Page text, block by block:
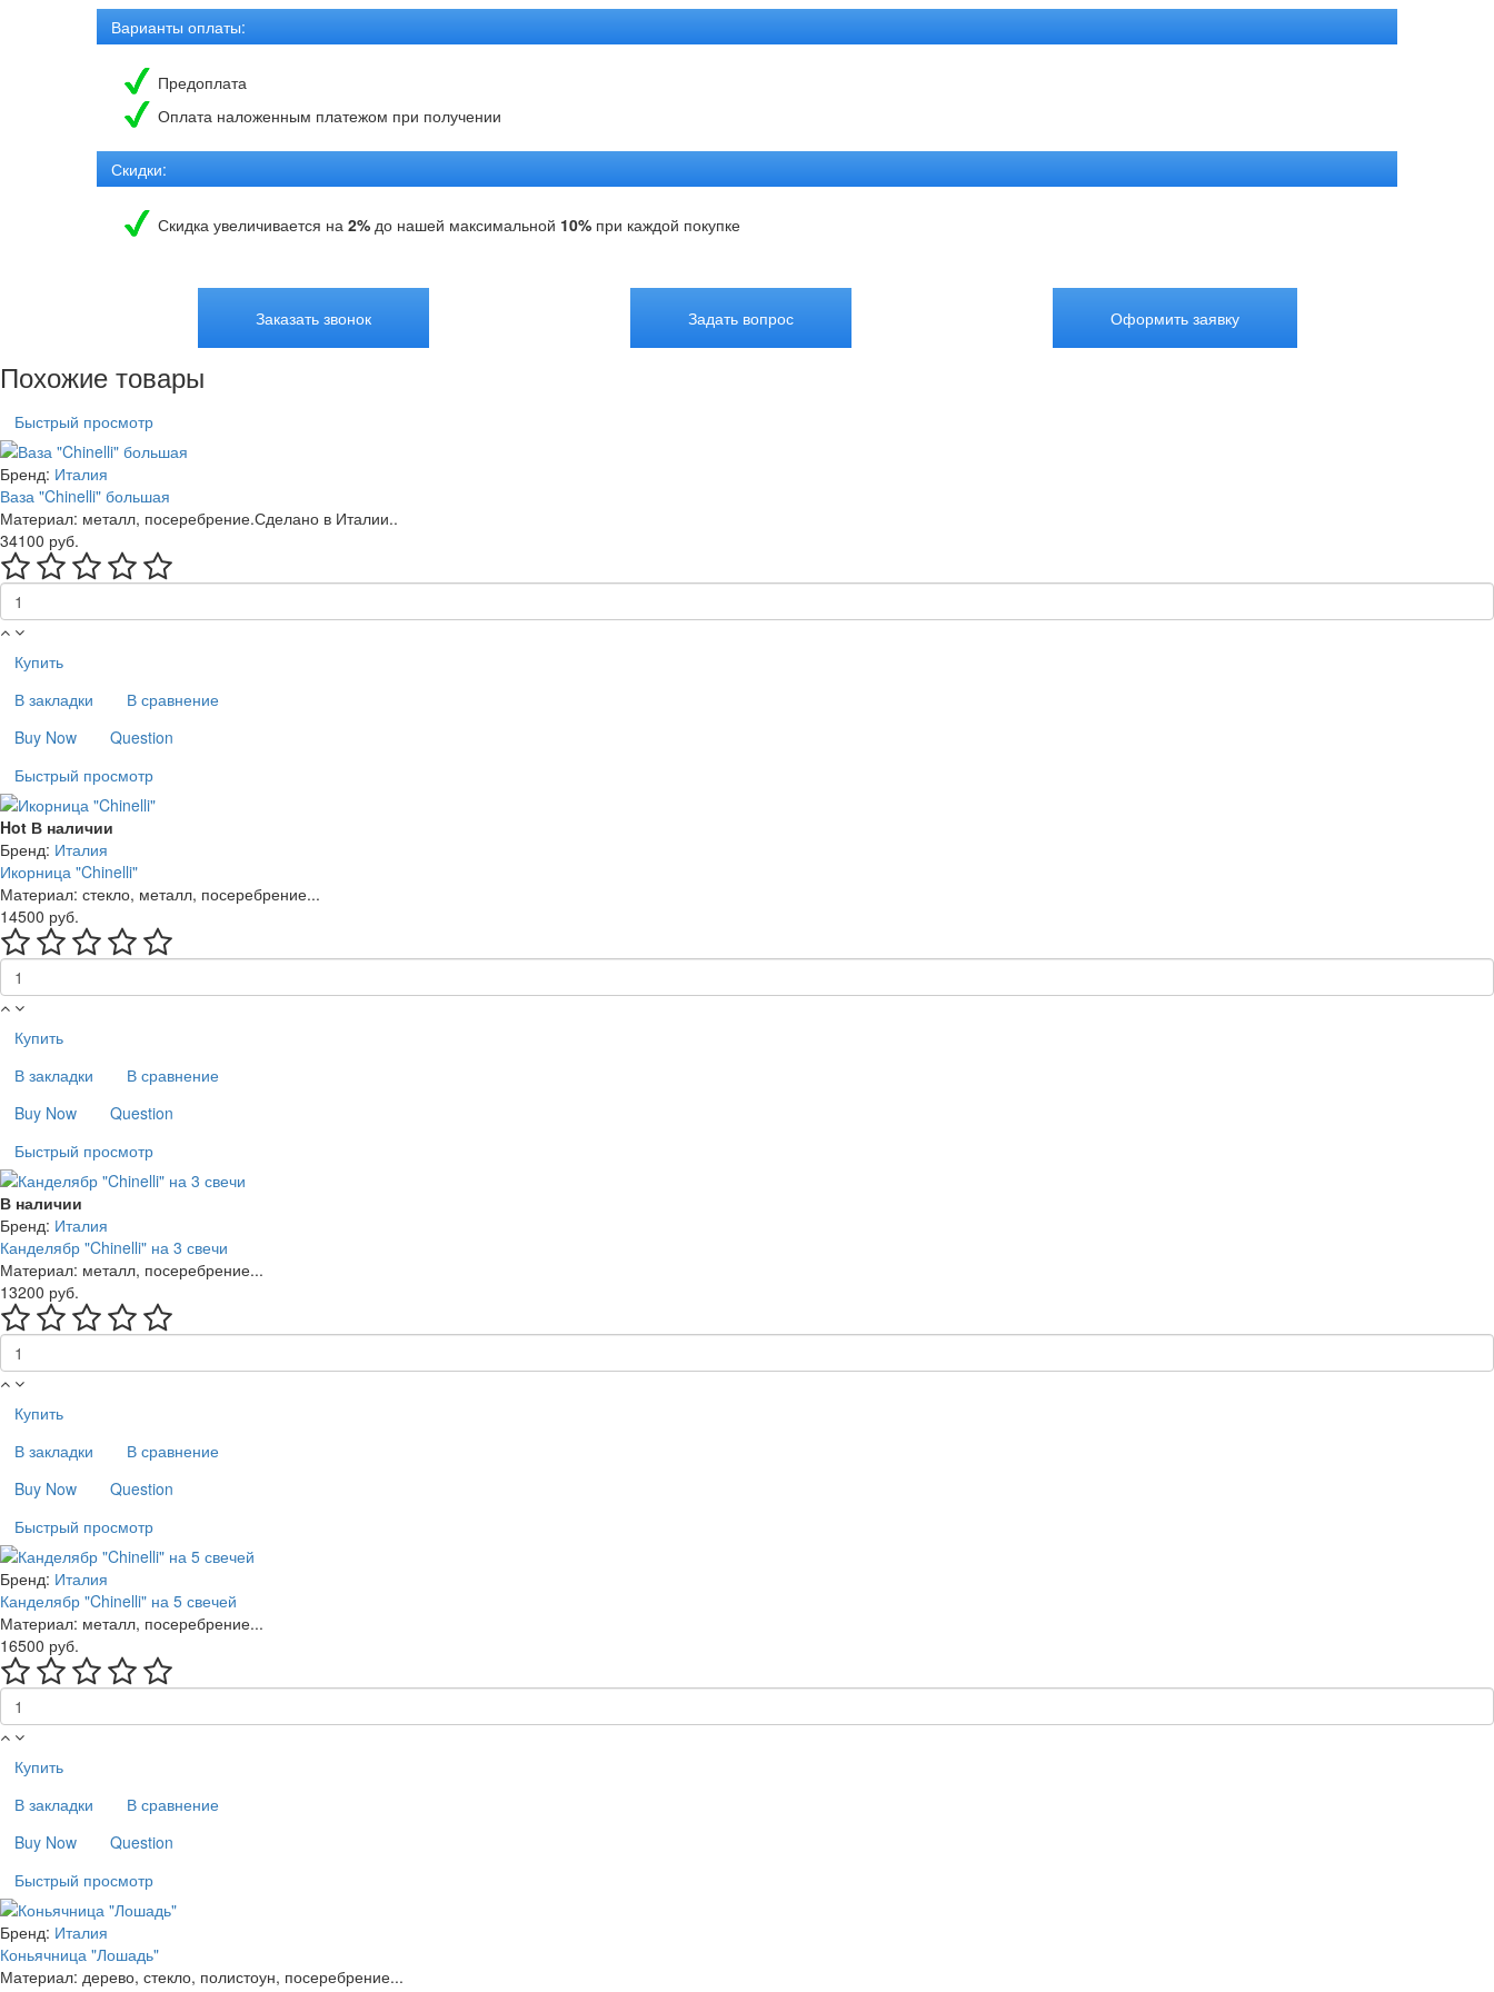
Варианты оплаты:
Предоплата
Оплата наложенным платежом при получении
Скидки:
Скидка увеличивается на 2% до нашей максимальной 10% при каждой покупке
Заказать звонок Задать вопрос Оформить заявку
Похожие товары
Быстрый просмотр
Бренд: Италия
Ваза "Chinelli" большая
Материал: металл, посеребрение.Сделано в Италии..
34100 руб.
Купить
В закладки
В сравнение
Buy Now
Question
Быстрый просмотр
Hot В наличии
Бренд: Италия
Икорница "Chinelli"
Материал: стекло, металл, посеребрение...
14500 руб.
Купить
В закладки
В сравнение
Buy Now
Question
Быстрый просмотр
В наличии
Бренд: Италия
Канделябр "Chinelli" на 3 свечи
Материал: металл, посеребрение...
13200 руб.
Купить
В закладки
В сравнение
Buy Now
Question
Быстрый просмотр
Бренд: Италия
Канделябр "Chinelli" на 5 свечей
Материал: металл, посеребрение...
16500 руб.
Купить
В закладки
В сравнение
Buy Now
Question
Быстрый просмотр
Бренд: Италия
Коньячница "Лошадь"
Материал: дерево, стекло, полистоун, посеребрение...